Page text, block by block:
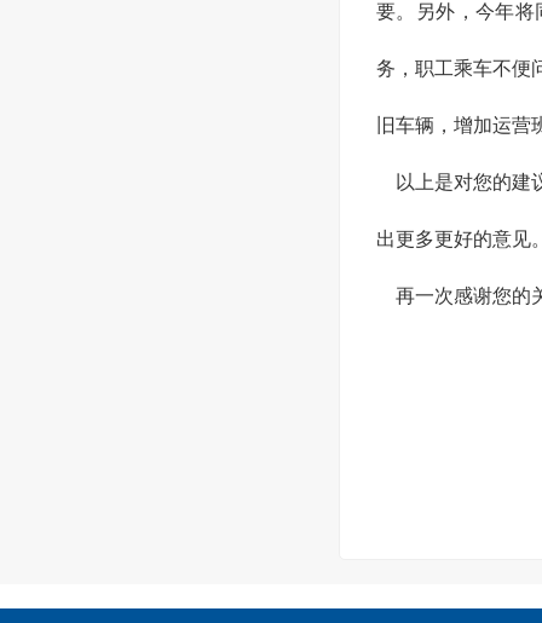
要。另外，今年将
务，职工乘车不便
旧车辆，增加运
以上是对您的建
出更多更好的意见
再一次感谢您的